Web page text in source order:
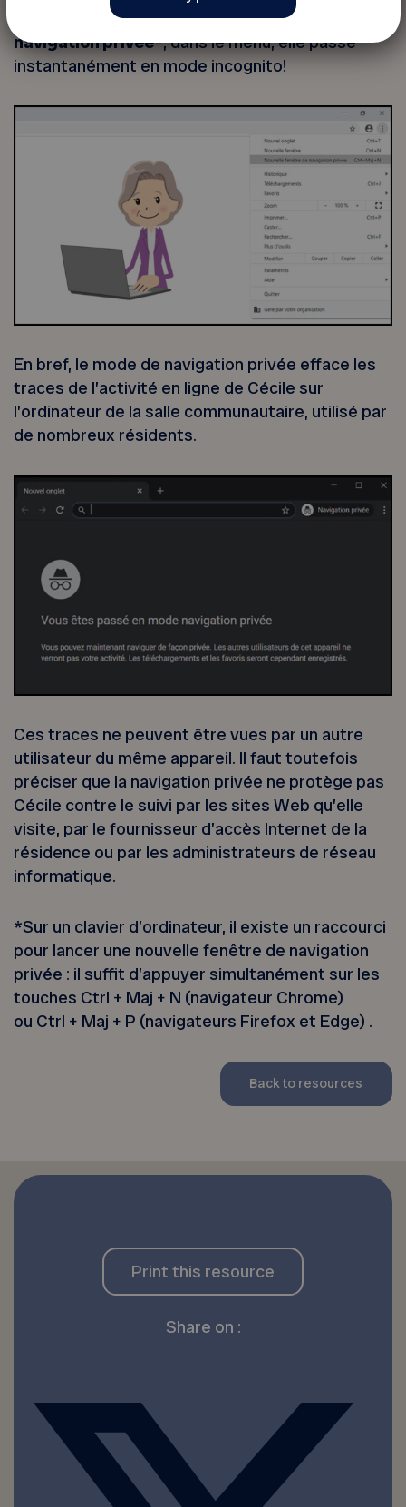
En sélectionnant l’optionNouvelle fenêtre de
navigation privée*, dans le menu, elle passe
instantanément en mode incognito!
En bref, le mode de navigation privée efface les
traces de l’activité en ligne de Cécile sur
l’ordinateur de la salle communautaire, utilisé par
de nombreux résidents.
Ces traces ne peuvent être vues par un autre
utilisateur du même appareil. Il faut toutefois
préciser que la navigation privée ne protège pas
Cécile contre le suivi par les sites Web qu’elle
visite, par le fournisseur d’accès Internet de la
résidence ou par les administrateurs de réseau
informatique.
*Sur un clavier d’ordinateur, il existe un raccourci
pour lancer une nouvelle fenêtre de navigation
privée : il suffit d’appuyer simultanément sur les
touches Ctrl + Maj + N (navigateur Chrome)
ou Ctrl + Maj + P (navigateurs Firefox et Edge) .
Back to resources
Print this resource
Share on :